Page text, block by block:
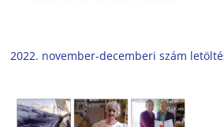
2022. november-decemberi szám